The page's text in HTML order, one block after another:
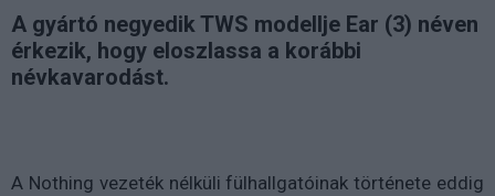
A gyártó negyedik TWS modellje Ear (3) néven
érkezik, hogy eloszlassa a korábbi
névkavarodást.
A Nothing vezeték nélküli fülhallgatóinak története eddig